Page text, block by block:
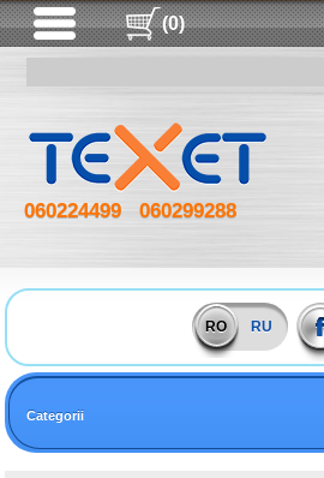
(0)
060224499 060299288
RO RU
Categorii